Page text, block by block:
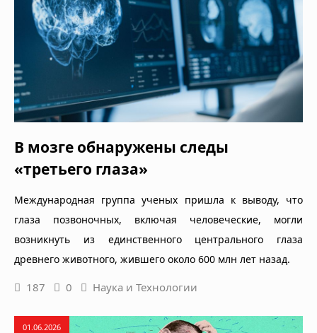
В мозге обнаружены следы
«третьего глаза»
Международная группа ученых пришла к выводу, что
глаза позвоночных, включая человеческие, могли
возникнуть из единственного центрального глаза
древнего животного, жившего около 600 млн лет назад.
187 0 Наука и Технологии
01.06.2026